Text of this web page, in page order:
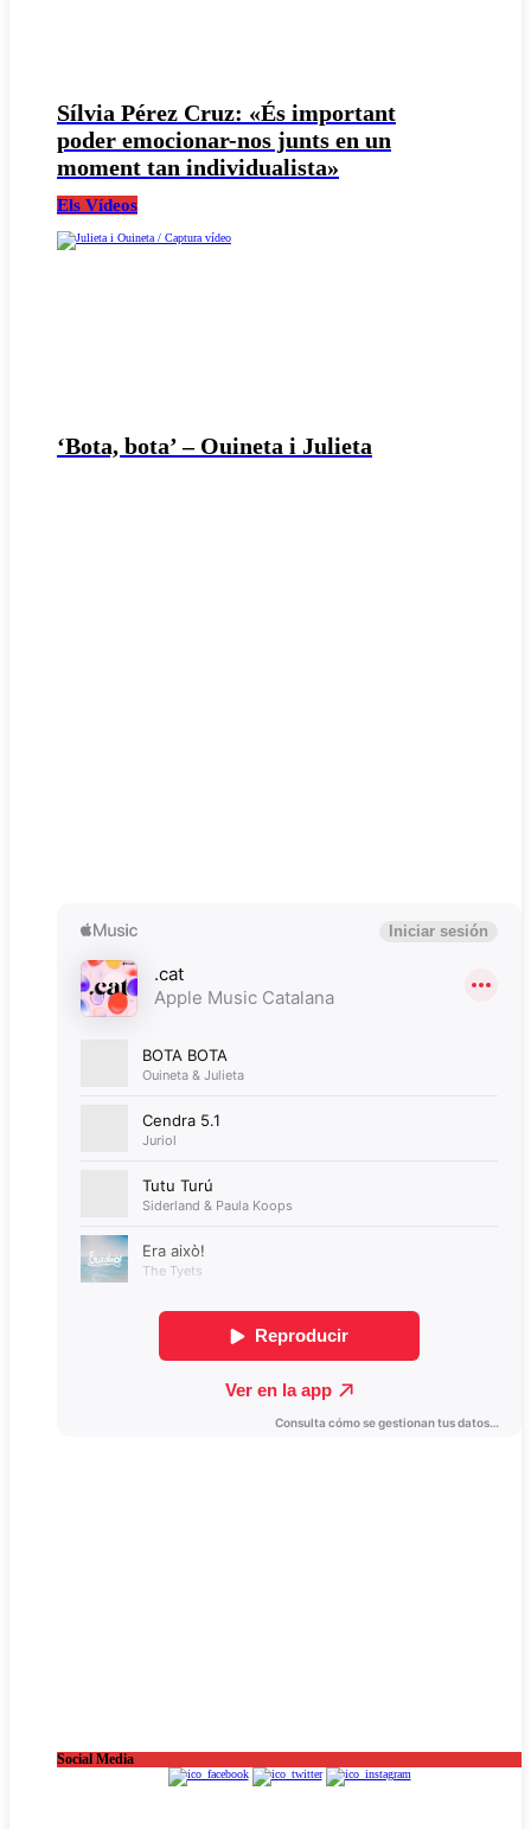
Sílvia Pérez Cruz: «És important
poder emocionar-nos junts en un
moment tan individualista»
Els Vídeos
‘Bota, bota’ – Ouineta i Julieta
Social Media